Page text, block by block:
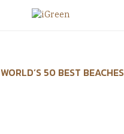
WORLD’S 50 BEST BEACHES